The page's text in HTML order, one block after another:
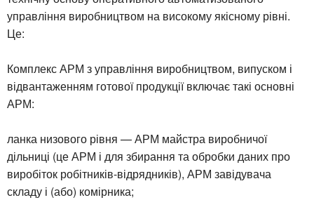
управління виробництвом на високому якісному рівні.
Це:
Комплекс АРМ з управління виробництвом, випуском і
відвантаженням готової продукції включає такі основні
АРМ:
ланка низового рівня — АРМ майстра виробничої
дільниці (це АРМ і для збирання та обробки даних про
виробіток робітників-відрядників), АРМ завідувача
складу і (або) комірника;